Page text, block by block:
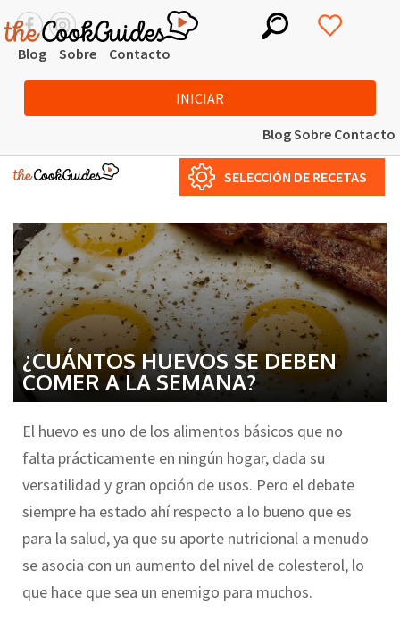
Blog Sobre Contacto
INICIAR
BlogSobre Contacto
SELECCIÓN DE RECETAS
¿CUÁNTOS HUEVOS SE DEBEN
COMER A LA SEMANA?
El huevo es uno de los alimentos básicos que no
falta prácticamente en ningún hogar, dada su
versatilidad y gran opción de usos. Pero el debate
siempre ha estado ahí respecto a lo bueno que es
para la salud, ya que su aporte nutricional a menudo
se asocia con un aumento del nivel de colesterol, lo
que hace que sea un enemigo para muchos.